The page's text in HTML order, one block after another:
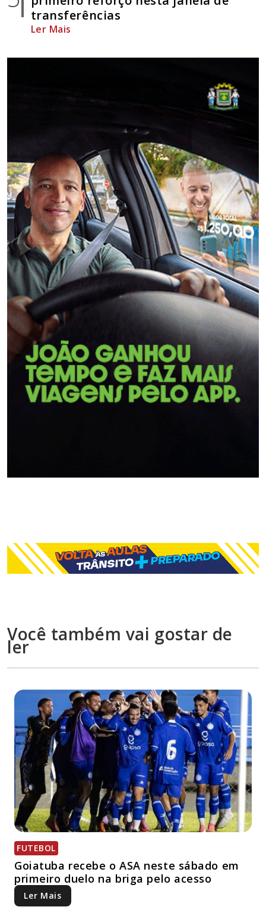
transferências
Ler Mais
Você também vai gostar de
ler
FUTEBOL
Goiatuba recebe o ASA neste sábado em
primeiro duelo na briga pelo acesso
Ler Mais